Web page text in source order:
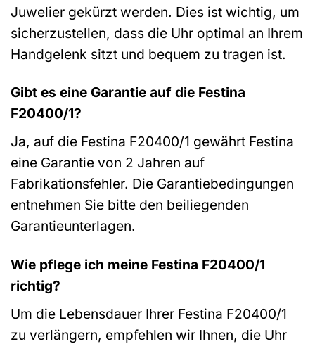
Juwelier gekürzt werden. Dies ist wichtig, um
sicherzustellen, dass die Uhr optimal an Ihrem
Handgelenk sitzt und bequem zu tragen ist.
Gibt es eine Garantie auf die Festina
F20400/1?
Ja, auf die Festina F20400/1 gewährt Festina
eine Garantie von 2 Jahren auf
Fabrikationsfehler. Die Garantiebedingungen
entnehmen Sie bitte den beiliegenden
Garantieunterlagen.
Wie pflege ich meine Festina F20400/1
richtig?
Um die Lebensdauer Ihrer Festina F20400/1
zu verlängern, empfehlen wir Ihnen, die Uhr